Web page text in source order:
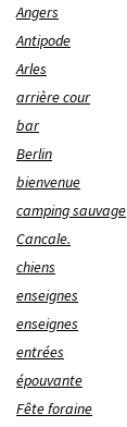
Angers
Antipode
Arles
arrière cour
bar
Berlin
bienvenue
camping sauvage
Cancale.
chiens
enseignes
enseignes
entrées
épouvante
Fête foraine